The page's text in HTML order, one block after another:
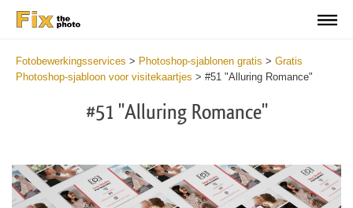
Fotobewerkingsservices > Photoshop-sjablonen gratis > Gratis
Photoshop-sjabloon voor visitekaartjes > #51 "Alluring Romance"
#51 "Alluring Romance"